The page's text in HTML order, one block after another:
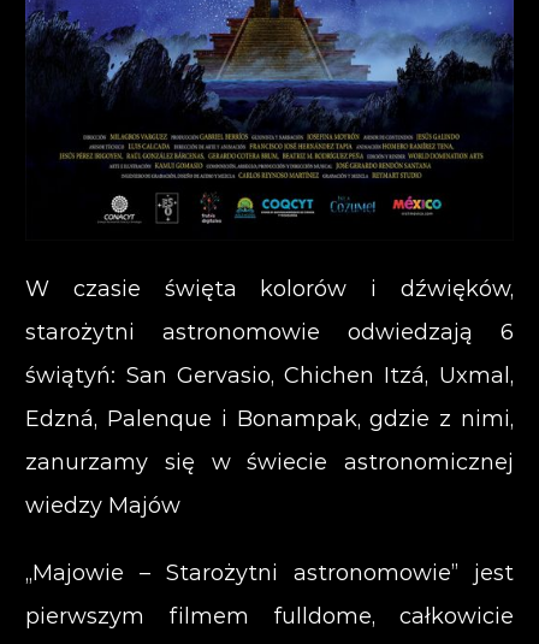
W czasie święta kolorów i dźwięków,
starożytni astronomowie odwiedzają 6
świątyń: San Gervasio, Chichen Itzá, Uxmal,
Edzná, Palenque i Bonampak, gdzie z nimi,
zanurzamy się w świecie astronomicznej
wiedzy Majów
„Majowie – Starożytni astronomowie” jest
pierwszym filmem fulldome, całkowicie